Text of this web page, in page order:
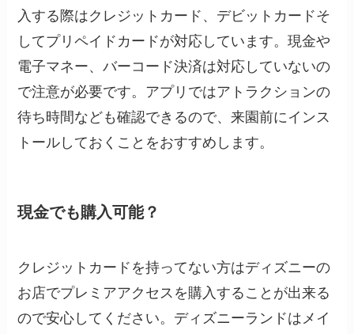
入する際はクレジットカード、デビットカードそ
してプリペイドカードが対応しています。現金や
電子マネー、バーコード決済は対応していないの
で注意が必要です。アプリではアトラクションの
待ち時間なども確認できるので、来園前にインス
トールしておくことをおすすめします。
現金でも購入可能？
クレジットカードを持ってない方はディズニーの
お店でプレミアアクセスを購入することが出来る
ので安心してください。ディズニーランドはメイ